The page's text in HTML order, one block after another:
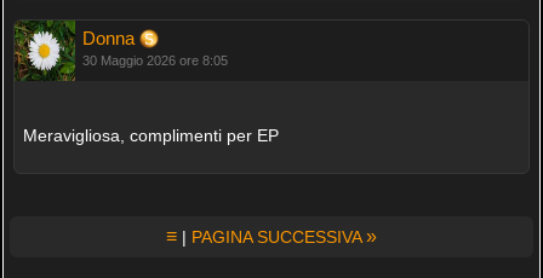
Donna
30 Maggio 2026 ore 8:05
Meravigliosa, complimenti per EP
≡ | PAGINA SUCCESSIVA»